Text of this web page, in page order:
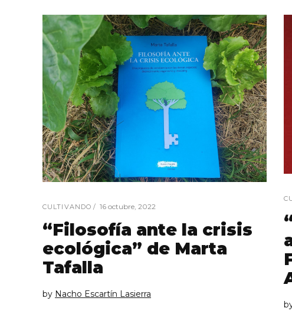
CULTIVANDO 16 octubre, 2022
“Filosofía ante la crisis
ecológica” de Marta
Tafalla
by Nacho Escartín Lasierra